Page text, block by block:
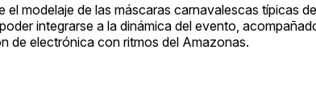
modelaje de las máscaras carnavalescas típicas
integrarse a la dinámica del evento,
de electrónica con ritmos del Amazonas.